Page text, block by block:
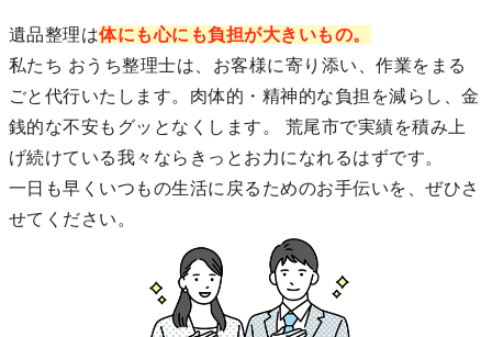
遺品整理は体にも心にも負担が大きいもの。
私たち おうち整理士は、お客様に寄り添い、作業をまる
ごと代行いたします。肉体的・精神的な負担を減らし、金
銭的な不安もグッとなくします。 荒尾市で実績を積み上
げ続けている我々ならきっとお力になれるはずです。
一日も早くいつもの生活に戻るためのお手伝いを、ぜひさ
せてください。